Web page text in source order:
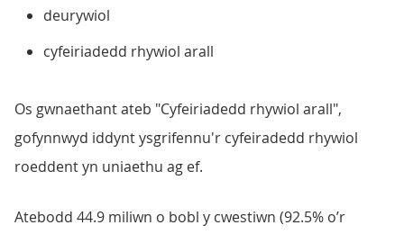
deurywiol
cyfeiriadedd rhywiol arall
Os gwnaethant ateb "Cyfeiriadedd rhywiol arall",
gofynnwyd iddynt ysgrifennu'r cyfeiradedd rhywiol
roeddent yn uniaethu ag ef.
Atebodd 44.9 miliwn o bobl y cwestiwn (92.5% o’r